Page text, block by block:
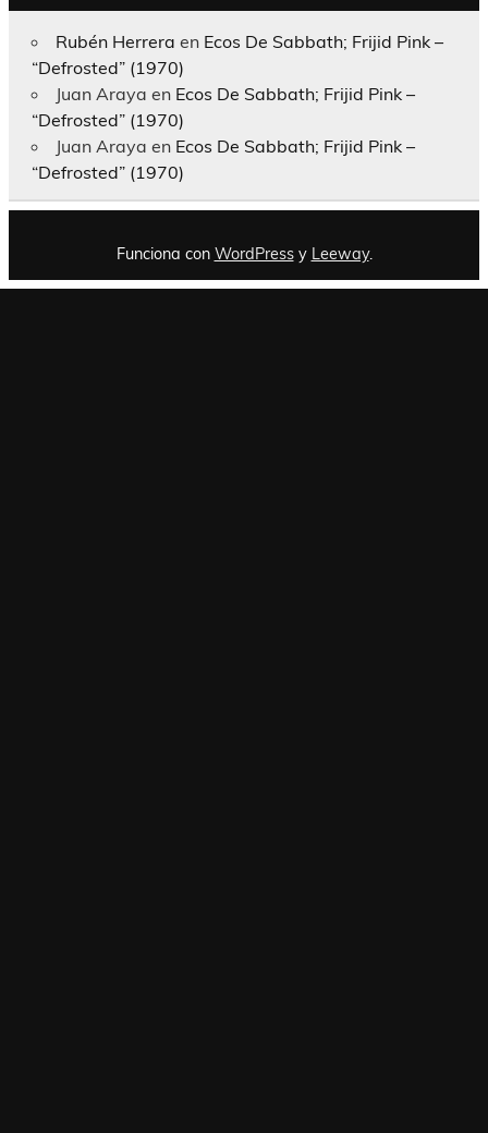
Rubén Herrera en Ecos De Sabbath; Frijid Pink –
“Defrosted” (1970)
Juan Araya en Ecos De Sabbath; Frijid Pink –
“Defrosted” (1970)
Juan Araya en Ecos De Sabbath; Frijid Pink –
“Defrosted” (1970)
Funciona con WordPressy Leeway.